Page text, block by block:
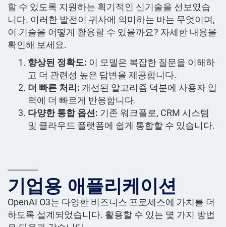
할 수 있도록 지원하는 획기적인 신기술을 선보였습
니다. 이러한 발전이 귀사에 의미하는 바는 무엇이며,
이 기술을 어떻게 활용할 수 있을까요? 자세한 내용을
확인해 보세요.
향상된 정확도: 이 모델은 복잡한 질문을 이해하
고 더 관련성 높은 답변을 제공합니다.
더 빠른 처리: 개선된 알고리즘 덕분에 사용자 입
력에 더 빠르게 반응합니다.
다양한 통합 옵션: 기존 워크플로, CRM 시스템
및 클라우드 플랫폼에 쉽게 통합할 수 있습니다.
기업용 애플리케이션
OpenAI O3는 다양한 비즈니스 프로세스에 가치를 더
하도록 설계되었습니다. 활용할 수 있는 몇 가지 방법